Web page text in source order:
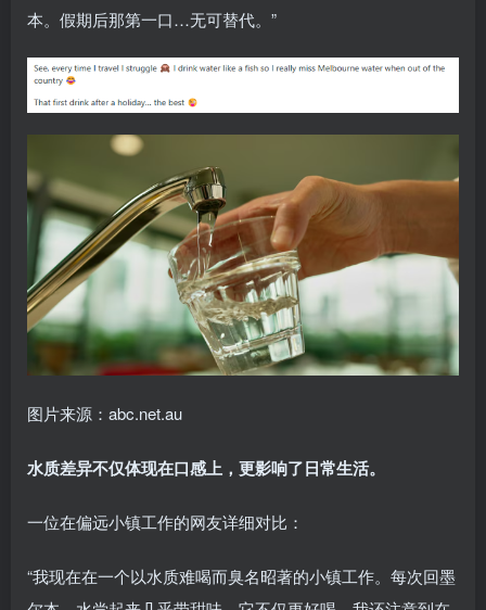
本。假期后那第一口…无可替代。”
图片来源：abc.net.au
水质差异不仅体现在口感上，更影响了日常生活。
一位在偏远小镇工作的网友详细对比：
“我现在在一个以水质难喝而臭名昭著的小镇工作。每次回墨